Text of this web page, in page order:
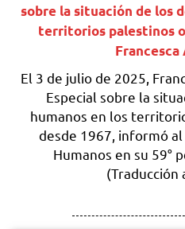
sobre la situación de los
territorios palestinos
Francesca
El 3 de julio de 2025,
Especial sobre la
humanos en los
desde 1967, informó
Humanos en su 59°
(Traducción